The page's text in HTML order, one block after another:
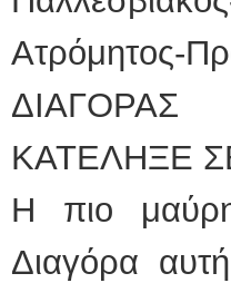
Ατρόμητος-
ΔΙΑΓΟΡΑΣ
ΚΑΤΕΛΗΞΕ
Η πιο
Διαγόρα αυτή